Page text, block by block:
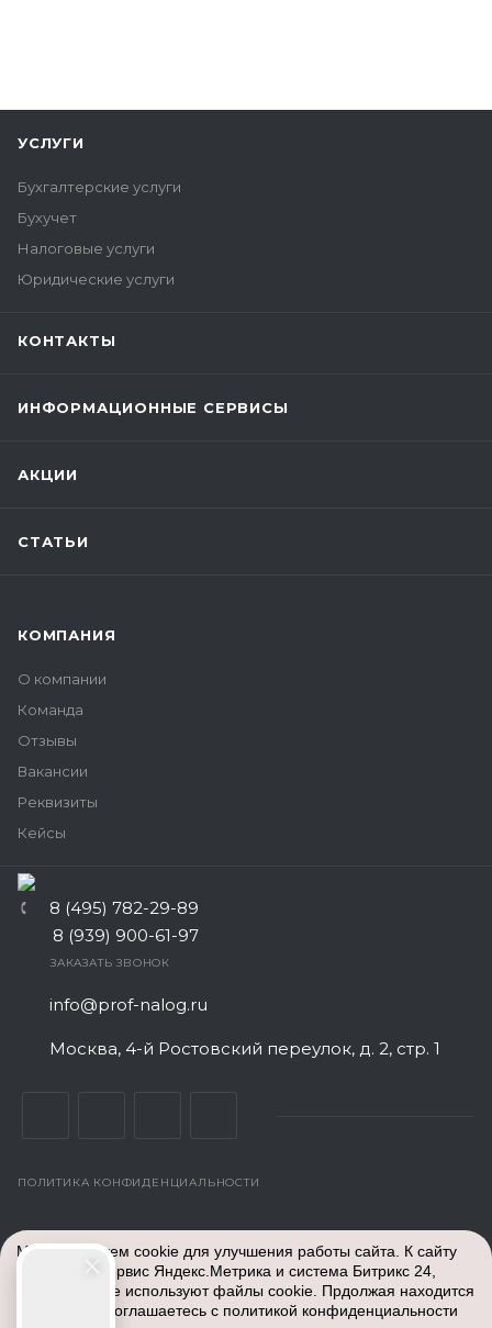
УСЛУГИ
Бухгалтерские услуги
Бухучет
Налоговые услуги
Юридические услуги
КОНТАКТЫ
ИНФОРМАЦИОННЫЕ СЕРВИСЫ
АКЦИИ
СТАТЬИ
КОМПАНИЯ
О компании
Команда
Отзывы
Вакансии
Реквизиты
Кейсы
8 (495) 782-29-89
8 (939) 900-61-97
ЗАКАЗАТЬ ЗВОНОК
info@prof-nalog.ru
Москва, 4-й Ростовский переулок, д. 2, стр. 1
ПОЛИТИКА КОНФИДЕНЦИАЛЬНОСТИ
© Все права защищены. 2026Центр Бухгалтерского
обслуживания- аутсорсинг бух услуг для ИП и ООО
недорого. Работаем по всей России: Москва и Московская
область, Санкт-Петербург, Екатеринбург, Тверь, Белгород,
Краснодар, Красноярск, Владивосток, Пермь, Казань, Уфа,
Мы используем cookie для улучшения работы сайта. К сайту
подключен сервис Яндекс.Метрика и система Битрикс 24,
которые также используют файлы cookie. Прдолжая находится
на сайте вы соглашаетесь с политикой конфиденциальности